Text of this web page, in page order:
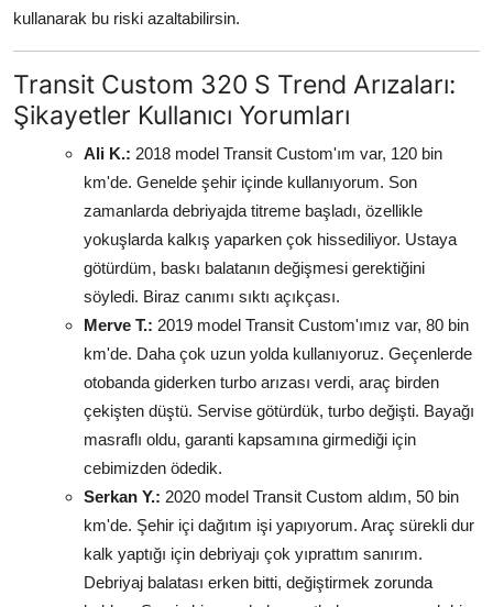
kullanarak bu riski azaltabilirsin.
Transit Custom 320 S Trend Arızaları:
Şikayetler Kullanıcı Yorumları
Ali K.: 2018 model Transit Custom'ım var, 120 bin
km'de. Genelde şehir içinde kullanıyorum. Son
zamanlarda debriyajda titreme başladı, özellikle
yokuşlarda kalkış yaparken çok hissediliyor. Ustaya
götürdüm, baskı balatanın değişmesi gerektiğini
söyledi. Biraz canımı sıktı açıkçası.
Merve T.: 2019 model Transit Custom'ımız var, 80 bin
km'de. Daha çok uzun yolda kullanıyoruz. Geçenlerde
otobanda giderken turbo arızası verdi, araç birden
çekişten düştü. Servise götürdük, turbo değişti. Bayağı
masraflı oldu, garanti kapsamına girmediği için
cebimizden ödedik.
Serkan Y.: 2020 model Transit Custom aldım, 50 bin
km'de. Şehir içi dağıtım işi yapıyorum. Araç sürekli dur
kalk yaptığı için debriyajı çok yıprattım sanırım.
Debriyaj balatası erken bitti, değiştirmek zorunda